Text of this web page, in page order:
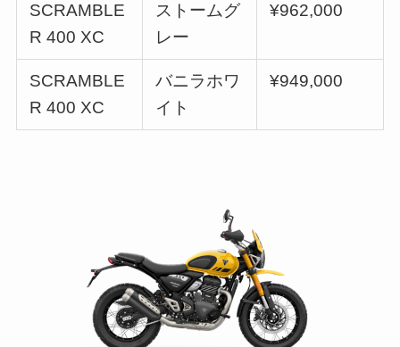
SCRAMBLE
R 400 XC
ストームグ
レー
¥962,000
SCRAMBLE
R 400 XC
バニラホワ
イト
¥949,000